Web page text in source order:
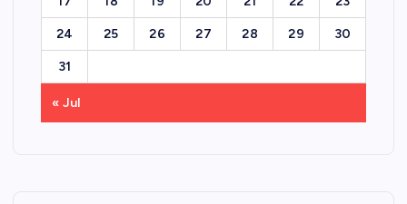
24 25 26 27 28 29 30
31
« Jul